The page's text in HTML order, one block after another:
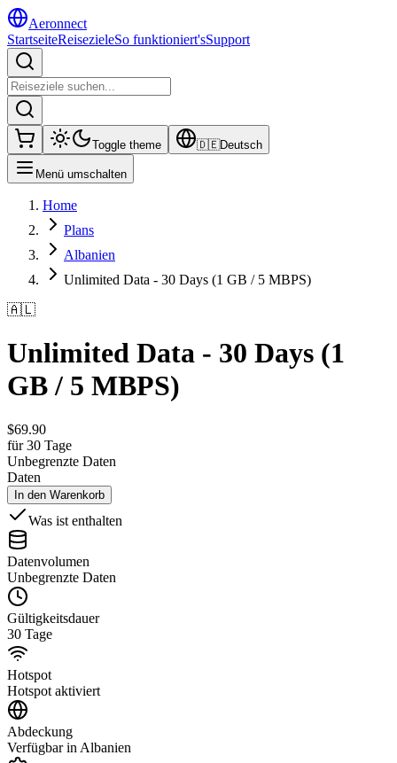
Aeronnect
StartseiteReisezieleSo funktioniert'sSupport
Toggle theme 🇩🇪Deutsch
Menü umschalten
Home
Plans
Albanien
Unlimited Data - 30 Days (1 GB / 5 MBPS)
🇦🇱
Unlimited Data - 30 Days (1
GB / 5 MBPS)
$69.90
für 30 Tage
Unbegrenzte Daten
Daten
In den Warenkorb
Was ist enthalten
Datenvolumen
Unbegrenzte Daten
Gültigkeitsdauer
30 Tage
Hotspot
Hotspot aktiviert
Abdeckung
Verfügbar in Albanien